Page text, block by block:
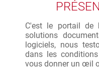
C'est le portail de
solutions
logiciels, nous
dans les
vous donner un œil